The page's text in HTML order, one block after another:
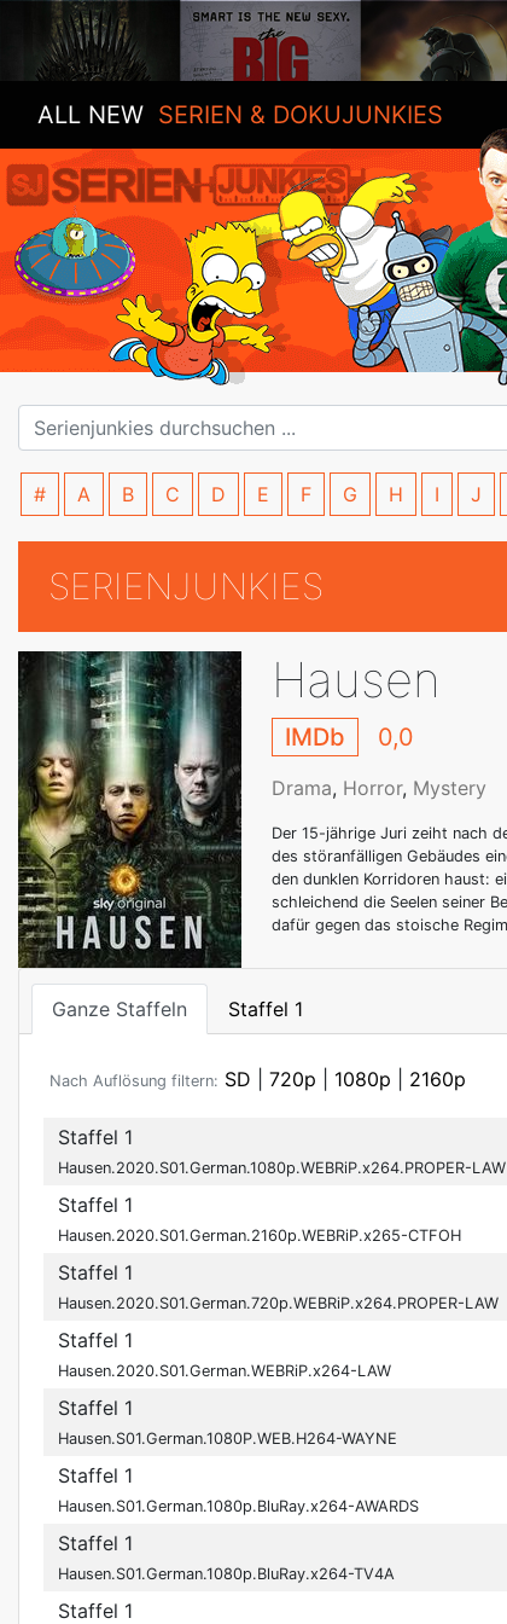
ALL NEW SERIEN & DOKUJUNKIES
# A B C D E F G H I J
SERIENJUNKIES
Hausen
IMDb 0,0
Drama, Horror, Mystery
Der 15-jährige Juri zeiht nach
des störanfälligen Gebäudes
den dunklen Korridoren haust:
schleichend die Seelen seiner
dafür gegen das stoische
Ganze Staffeln Staffel 1
Nach Auflösung filtern: SD 720p 1080p 2160p
Staffel 1
Hausen.2020.S01.German.1080p.WEBRiP.x264.PROPER-LAW
Staffel 1
Hausen.2020.S01.German.2160p.WEBRiP.x265-CTFOH
Staffel 1
Hausen.2020.S01.German.720p.WEBRiP.x264.PROPER-LAW
Staffel 1
Hausen.2020.S01.German.WEBRiP.x264-LAW
Staffel 1
Hausen.S01.German.1080P.WEB.H264-WAYNE
Staffel 1
Hausen.S01.German.1080p.BluRay.x264-AWARDS
Staffel 1
Hausen.S01.German.1080p.BluRay.x264-TV4A
Staffel 1